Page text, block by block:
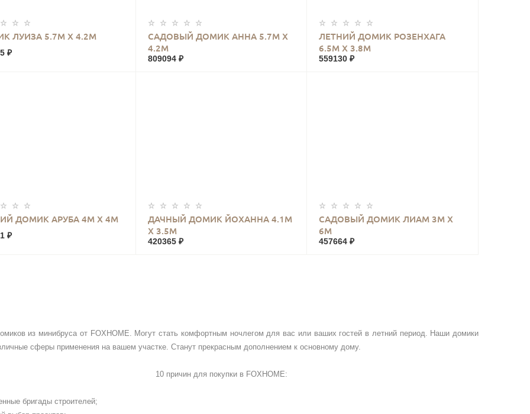
ЛУИЗА 5.7М Х 4.2М
₽
КУПИТЬ
САДОВЫЙ ДОМИК АННА 5.7М Х
4.2М
809094 ₽
КУПИТЬ
ЛЕТНИЙ ДОМИК РОЗЕНХАГА
6.5М Х 3.8М
559130 ₽
КУПИТЬ
ДОМИК АРУБА 4М Х 4М
₽
КУПИТЬ
ДАЧНЫЙ ДОМИК ЙОХАННА 4.1М
Х 3.5М
420365 ₽
КУПИТЬ
САДОВЫЙ ДОМИК ЛИАМ 3М Х
6М
457664 ₽
КУПИТЬ
из минибруса от FOXHOME. Могут стать комфортным ночлегом для вас или ваших гостей в летний период. Наши домики
сферы применения на вашем участке. Станут прекрасным дополнением к основному дому.
10 причин для покупки в FOXHOME:
бригады строителей;